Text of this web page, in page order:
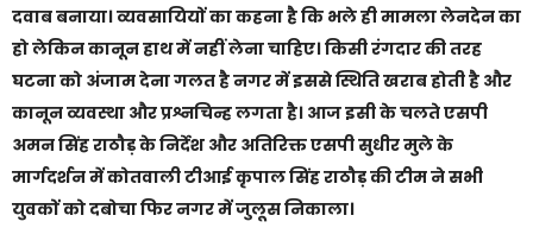
दवाब बनाया। व्यवसायियों का कहना है कि भले ही मामला लेनदेन का
हो लेकिन कानून हाथ में नहीं लेना चाहिए। किसी रंगदार की तरह
घटना को अंजाम देना गलत है नगर में इससे स्थिति खराब होती है और
कानून व्यवस्था और प्रश्नचिन्ह लगता है। आज इसी के चलते एसपी
अमन सिंह राठौड़ के निर्देश और अतिरिक्त एसपी सुधीर मुले के
मार्गदर्शन में कोतवाली टीआई कृपाल सिंह राठौड़ की टीम ने सभी
युवकों को दबोचा फिर नगर में जुलूस निकाला।